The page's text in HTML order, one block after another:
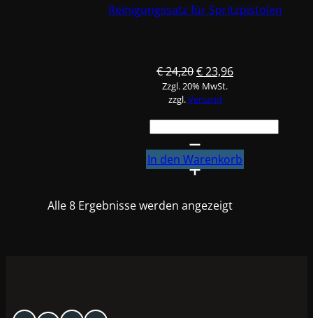
Reinigungssatz für Spritzpistolen
€24,20Ursprünglicher
Preis
war:
€ 24,20
€23,96Aktueller
€ 23,96.
Zzgl. 20% MwSt.
zzgl.Versand
Reinigungssatz
Spritzpistolen
In den Warenkorb
Alle 8 Ergebnisse werden angezeigt